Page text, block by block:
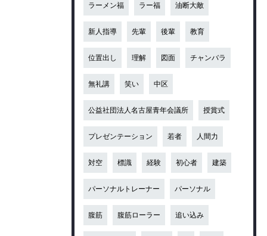
ラーメン福 ラー福 油断大敵
新人指導 先輩 後輩 教育
位置出し 理解 図面 チャンバラ
無礼講 笑い 中区
公益社団法人名古屋青年会議所 授賞式
プレゼンテーション 若者 人間力
対空 標識 経験 初心者 建築
パーソナルトレーナー パーソナル
腹筋 腹筋ローラー 追い込み